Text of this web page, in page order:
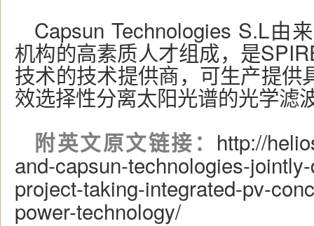
Capsun Technologies S.L由
机构的高素质人才组成，是
技术的技术提供商，可生产提供
效选择性分离太阳光谱的光学滤
附英文原文链接： http://
and-capsun-technologies-
project-taking-integrated-pv-
power-technology/